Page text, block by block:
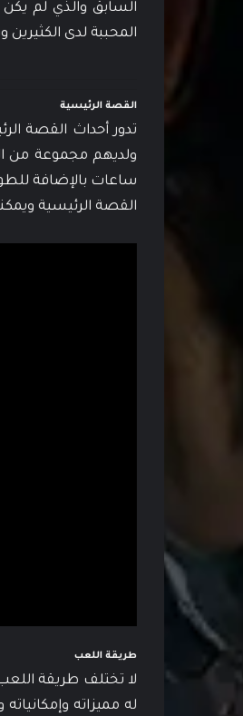
السابق والذي لم يكن
المحببة لدى الكثيرين
القصة الرئيسية
تدور أحداث القصة
القصة الرئيسية
طريقة اللعب
لا تختلف طريقة